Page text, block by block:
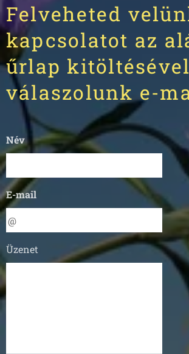
Felveheted
kapcsolatot az
űrlap
válaszolunk e-
Név
E-mail
Üzenet